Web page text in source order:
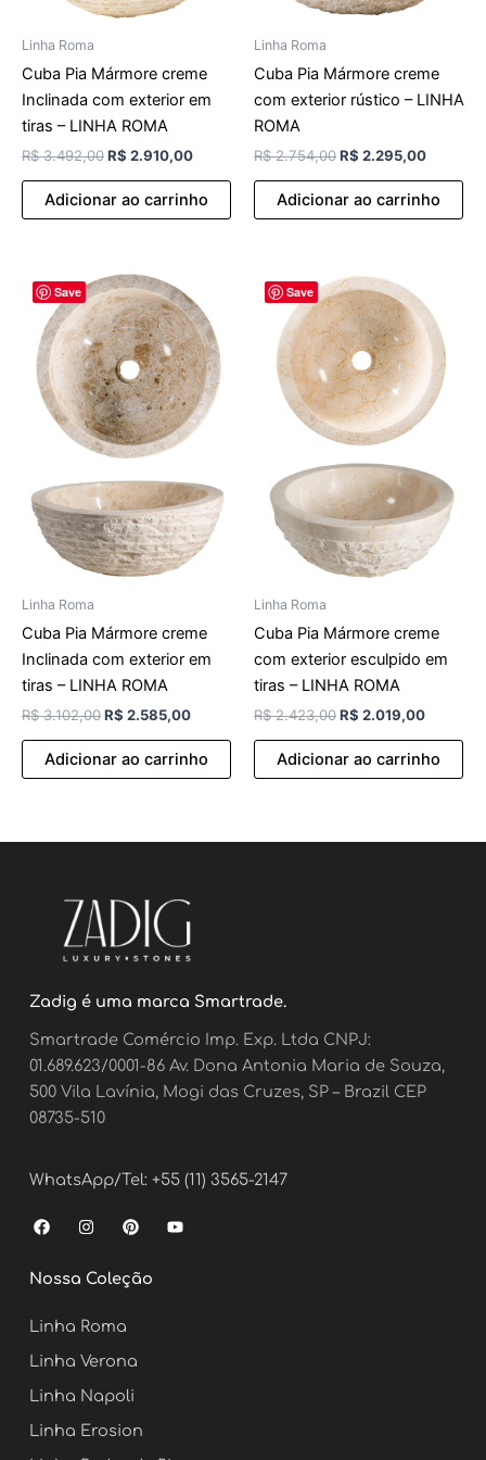
Linha Roma
Cuba Pia Mármore creme
Inclinada com exterior em
tiras – LINHA ROMA
R$3.492,00R$ 2.910,00
Adicionar ao carrinho
Linha Roma
Cuba Pia Mármore creme
com exterior rústico – LINHA
ROMA
R$2.754,00R$ 2.295,00
Adicionar ao carrinho
Save
Linha Roma
Cuba Pia Mármore creme
Inclinada com exterior em
tiras – LINHA ROMA
R$3.102,00
O
preço
original
era:
R$ 3.102,00.
R$ 2.585,00
atual
é:
R$ 2.585,00.
Adicionar ao carrinho
Save
Linha Roma
Cuba Pia Mármore creme
com exterior esculpido em
tiras – LINHA ROMA
R$2.423,00
O
preço
original
era:
R$ 2.423,00.
R$ 2.019,00
atual
é:
R$
Adicionar ao carrinho
Zadig é uma marca Smartrade.
Smartrade Comércio Imp. Exp. Ltda CNPJ:
01.689.623/0001-86 Av. Dona Antonia Maria de Souza,
500 Vila Lavínia, Mogi das Cruzes, SP – Brazil CEP
08735-510
WhatsApp/Tel: +55 (11) 3565-2147
F
a
e
b
o
k
I
n
t
a
r
a
m
P
i
t
e
Y
o
Nossa Coleção
Linha Roma
Linha Verona
Linha Napoli
Linha Erosion